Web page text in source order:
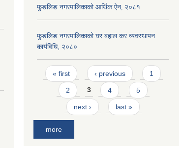
फुङलिङ नगरपालिकाको आर्थिक ऐन‚ २०८१
फुङलिङ नगरपालिकाको घर बहाल कर व्यवस्थापन
कार्यविधि, २०८०
Pages
« first ‹ previous 1
2 3 4 5
next › last »
more